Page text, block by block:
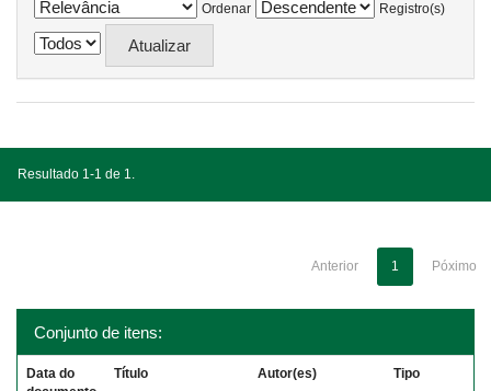
Ordenar
Registro(s)
Resultado 1-1 de 1.
Anterior 1 Póximo
Conjunto de itens:
Data do
Título Autor(es) Tipo